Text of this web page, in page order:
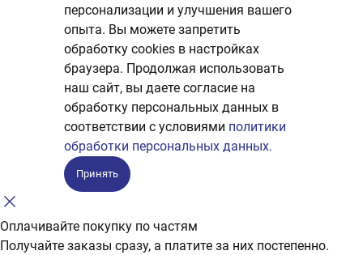
персонализации и улучшения вашего
опыта. Вы можете запретить
обработку сookies в настройках
браузера. Продолжая использовать
наш сайт, вы даете согласие на
обработку персональных данных в
соответствии с условиями политики
обработки персональных данных.
Принять
Оплачивайте покупку по частям
Получайте заказы сразу, а платите за них постепенно.